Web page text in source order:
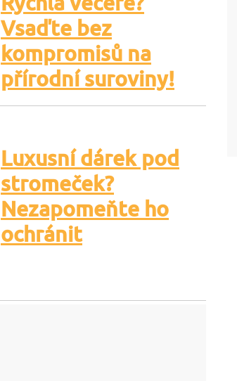
Vsaďte bez
kompromisů na
přírodní suroviny!
Luxusní dárek pod
stromeček?
Nezapomeňte ho
ochránit